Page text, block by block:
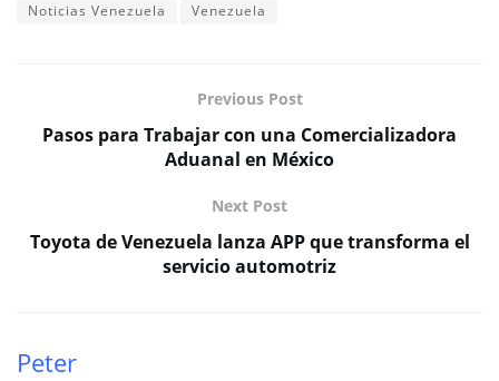
Noticias Venezuela
Venezuela
Previous Post
Pasos para Trabajar con una Comercializadora
Aduanal en México
Next Post
Toyota de Venezuela lanza APP que transforma el
servicio automotriz
Peter